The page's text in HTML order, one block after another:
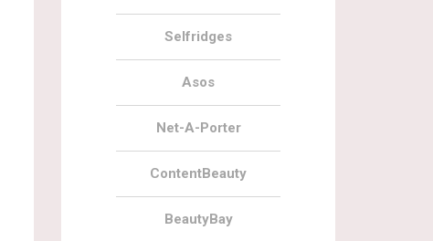
Selfridges
Asos
Net-A-Porter
ContentBeauty
BeautyBay